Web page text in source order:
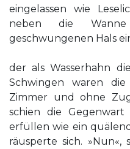
eingelassen wie
neben die
geschwungenen Hals
der als Wasserhahn
Schwingen waren
Zimmer und ohne
schien die
erfüllen wie ein
räusperte sich.